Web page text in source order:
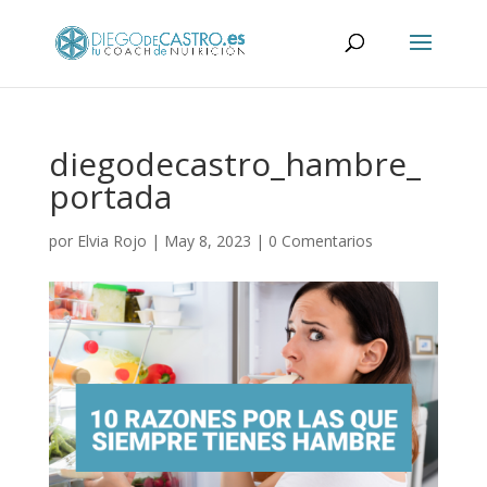
diegodecastro_hambre_
portada
por Elvia Rojo | May 8, 2023 | 0 Comentarios